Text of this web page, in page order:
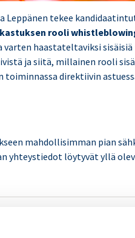
Leppänen tekee
rooli
haastateltaviksi
ja siitä, millainen rooli
direktiivin
mahdollisimman pian
yhteystiedot löytyvät yllä